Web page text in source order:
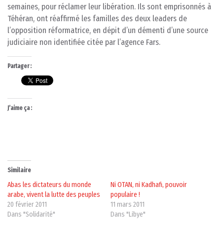
semaines, pour réclamer leur libération. Ils sont emprisonnés à
Téhéran, ont réaffirmé les familles des deux leaders de
l’opposition réformatrice, en dépit d’un démenti d’une source
judiciaire non identifiée citée par l’agence Fars.
Partager :
J’aime ça :
Similaire
Abas les dictateurs du monde
arabe, vivent la lutte des peuples
20 février 2011
Dans "Solidarité"
Ni OTAN, ni Kadhafi, pouvoir
populaire !
11 mars 2011
Dans "Libye"